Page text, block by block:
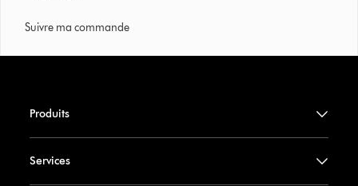
Suivre ma commande
Produits
Services